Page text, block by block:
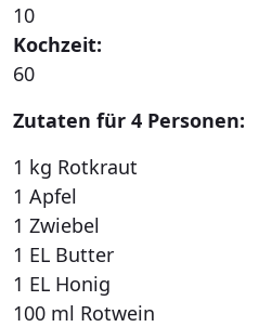
10
Kochzeit:
60
Zutaten für 4 Personen:
1 kg Rotkraut
1 Apfel
1 Zwiebel
1 EL Butter
1 EL Honig
100 ml Rotwein